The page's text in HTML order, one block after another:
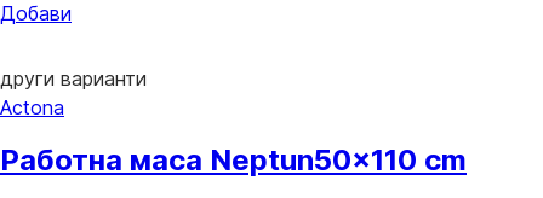
Добави
други варианти
Actona
Работна маса Neptun50x110 cm